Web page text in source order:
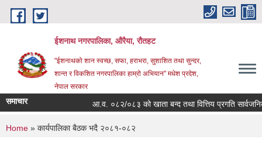
Skip to main content
ईशनाथ नगरपालिका, औरैया, रौतहट
"ईशनाथको शान स्वच्छ, सफा, हराभरा, सुशाशित तथा सुन्दर,
शान्त र विकशित नगरपालिका हाम्रो अभियान" मधेश प्रदेश,
नेपाल सरकार
समाचार आ.व. ०८२/०८३ को खाता बन्द तथा वित्तिय प्रगति
You are here
Home » कार्यपालिका बैठक भदै २०८१-०८२